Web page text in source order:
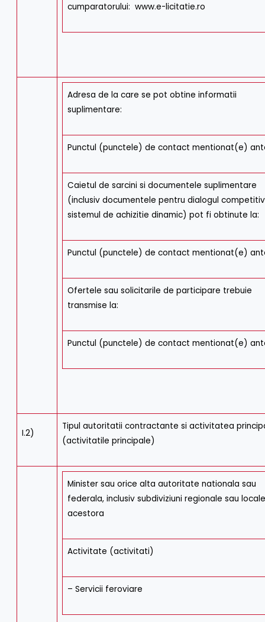
cumparatorului: www.e-licitatie.ro
Adresa de la care se pot obtine informatii
suplimentare:
Punctul (punctele) de contact mentionat(e)
Caietul de sarcini si documentele suplimentare
(inclusiv documentele pentru dialogul
sistemul de achizitie dinamic) pot fi obtinute la:
Punctul (punctele) de contact mentionat(e)
Ofertele sau solicitarile de participare trebuie
transmise la:
Punctul (punctele) de contact mentionat(e)
I.2)
Tipul autoritatii contractante si activitatea
(activitatile principale)
Minister sau orice alta autoritate nationala sau
federala, inclusiv subdiviziuni regionale sau
acestora
Activitate (activitati)
– Servicii feroviare